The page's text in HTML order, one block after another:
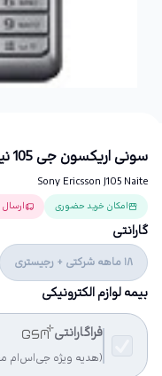
سونی اریکسون جی 105 نیت
Sony Ericsson J105 Naite
امکان خرید حضوری ارسال
گارانتی
18 ماهه شرکتی + رجیستری
بیمه لوازم الکترونیکی
فراگارانتی
(هدیه ویژه